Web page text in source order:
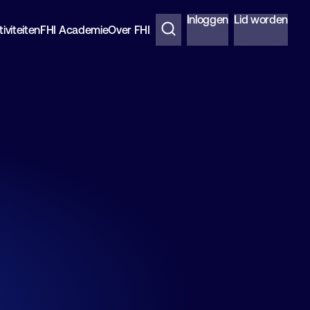
FHI AcademieOver FHI
Inloggen Lid worden